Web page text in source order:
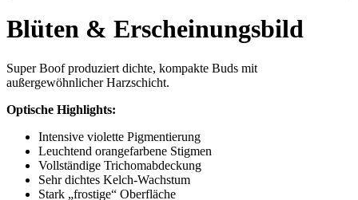
Blüten & Erscheinungsbild
Super Boof produziert dichte, kompakte Buds mit
außergewöhnlicher Harzschicht.
Optische Highlights:
Intensive violette Pigmentierung
Leuchtend orangefarbene Stigmen
Vollständige Trichomabdeckung
Sehr dichtes Kelch-Wachstum
Stark „frostige“ Oberfläche